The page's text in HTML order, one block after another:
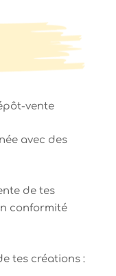
vente
avec des
de tes
conformité
tes créations :